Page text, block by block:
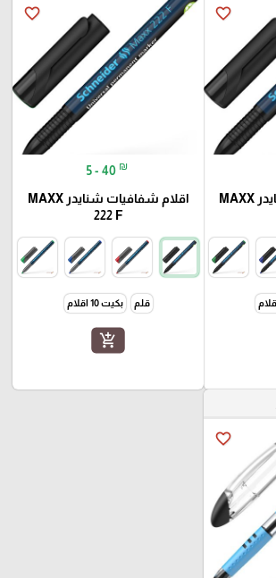
favorite_border
اقلام شفافيات شنايدر MAXX
favorite_border
5 - 40 ₪
اقلام شفافيات شنايدر MAXX
222 F
قلم بكيت 10 اقلام
add_shopping_cart
favorite_border